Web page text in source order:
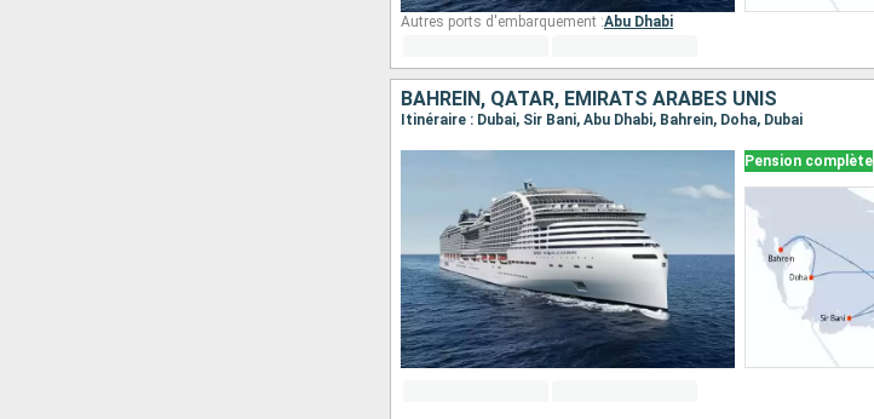
Autres ports d'embarquement :Abu Dhabi
BAHREIN, QATAR, EMIRATS ARABES UNIS
Itinéraire : Dubai, Sir Bani, Abu Dhabi, Bahrein, Doha, Dubai
Pension complète